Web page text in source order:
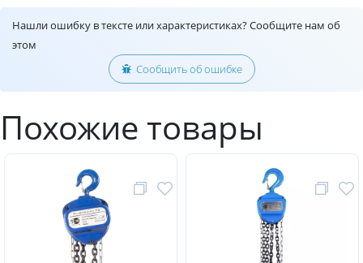
Нашли ошибку в тексте или характеристиках? Сообщите нам об
этом
Сообщить об ошибке
Похожие товары